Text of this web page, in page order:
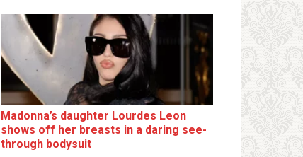
Madonna’s daughter Lourdes Leon
shows off her breаsts in a daring see-
through bodysuit